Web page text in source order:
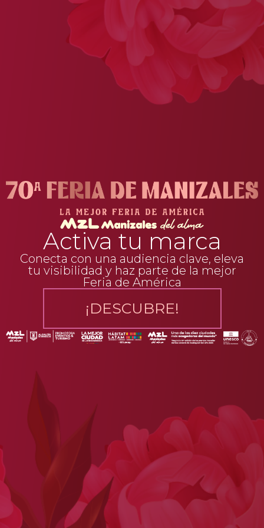
Activa tu marca
Conecta con una audiencia clave, eleva
tu visibilidad y haz parte de la mejor
Feria de América
¡DESCUBRE!